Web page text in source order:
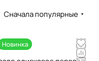
Сначала популярные
Новинка
₽